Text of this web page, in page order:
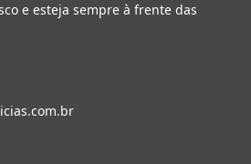
e esteja sempre à frente das